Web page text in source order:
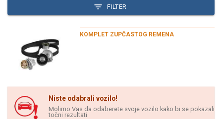
FILTER
KOMPLET ZUPČASTOG REMENA
Niste odabrali vozilo!
Molimo Vas da odaberete svoje vozilo kako bi se pokazali
točni rezultati